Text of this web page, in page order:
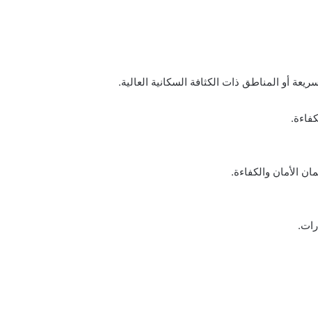
أو المناطق ذات الكثافة السكانية العالية.
الأمان والكفاءة.